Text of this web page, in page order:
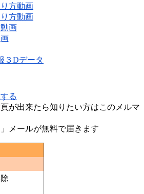
方動画
方動画
画
３Dデータ
る
が出来たら知りたい方はこのメルマ
メールが無料で届きます